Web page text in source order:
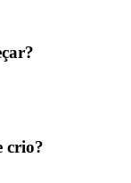
crio?